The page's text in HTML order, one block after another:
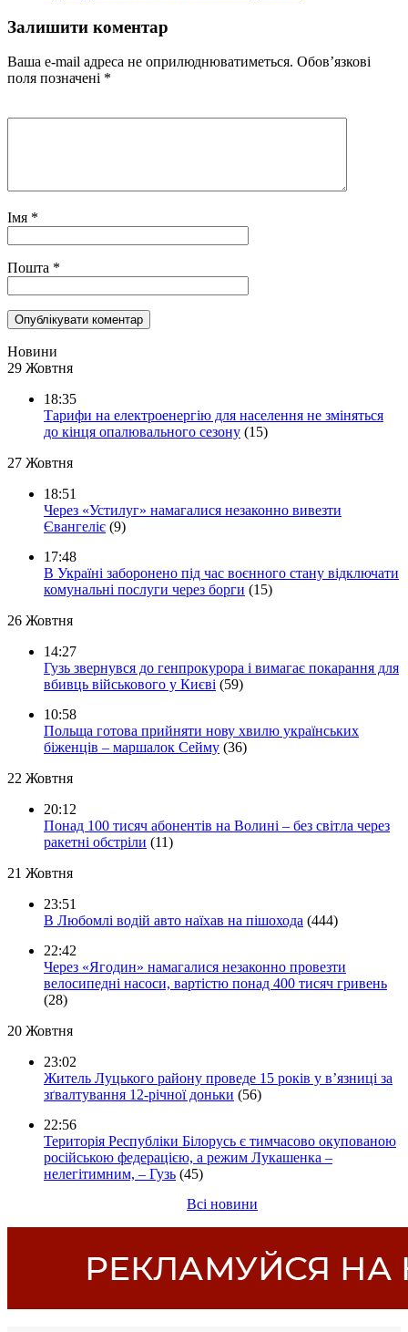
Залишити коментар
Ваша e-mail адреса не оприлюднюватиметься. Обов’язкові
поля позначені *
Імя *
Пошта *
Новини
29 Жовтня
18:35
Тарифи на електроенергію для населення не зміняться
до кінця опалювального сезону (15)
27 Жовтня
18:51
Через «Устилуг» намагалися незаконно вивезти
Євангеліє (9)
17:48
В Україні заборонено під час воєнного стану відключати
комунальні послуги через борги (15)
26 Жовтня
14:27
Гузь звернувся до генпрокурора і вимагає покарання для
вбивць військового у Києві (59)
10:58
Польща готова прийняти нову хвилю українських
біженців – маршалок Сейму (36)
22 Жовтня
20:12
Понад 100 тисяч абонентів на Волині – без світла через
ракетні обстріли (11)
21 Жовтня
23:51
В Любомлі водій авто наїхав на пішохода (444)
22:42
Через «Ягодин» намагалися незаконно провезти
велосипедні насоси, вартістю понад 400 тисяч гривень
(28)
20 Жовтня
23:02
Житель Луцького району проведе 15 років у в’язниці за
зґвалтування 12-річної доньки (56)
22:56
Територія Республіки Білорусь є тимчасово окупованою
російською федерацією, а режим Лукашенка –
нелегітимним, – Гузь (45)
Всі новини